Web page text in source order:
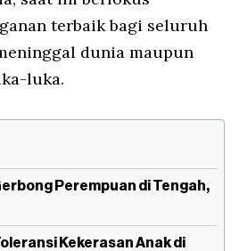
terbaik bagi seluruh
dunia maupun
luka.
Perempuan di Tengah,
Kekerasan Anak di